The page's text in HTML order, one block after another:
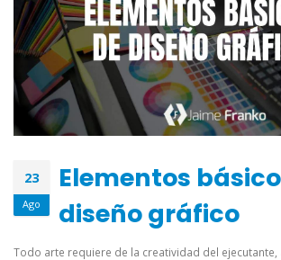
23
Ago
Elementos
diseño gráfico
Todo arte requiere de la creatividad del ejecutante,